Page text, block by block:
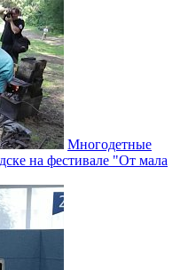
Многодетные
на фестивале "От мала